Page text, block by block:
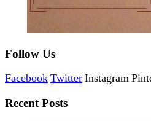
Follow Us
Facebook Twitter Instagram
Recent Posts